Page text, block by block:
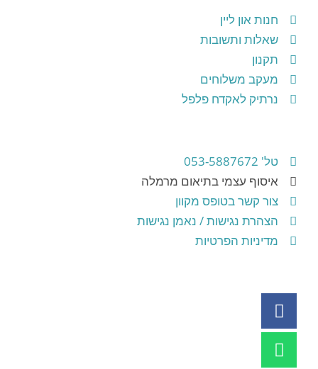
חנות און ליין
שאלות ותשובות
תקנון
מעקב משלוחים
נרתיק לאקדח פלפל
טל' 053-5887672
איסוף עצמי בתיאום מרמלה
צור קשר בטופס מקוון
הצהרת נגישות / נאמן נגישות
מדיניות הפרטיות